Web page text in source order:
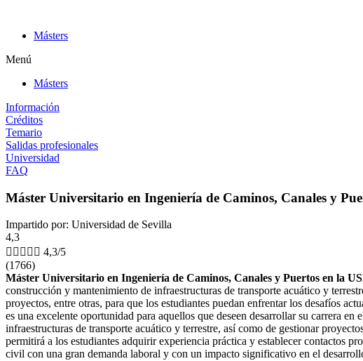
contenidoMásters
Menú
Másters
Información
Créditos
Temario
Salidas profesionales
Universidad
FAQ
Máster Universitario en Ingeniería de Caminos, Canales y
Impartido por: Universidad de Sevilla
4,3
     4,3/5
(1766)
Máster Universitario en Ingeniería de Caminos, Canales y Puertos en la
construcción y mantenimiento de infraestructuras de transporte acuático y
proyectos, entre otras, para que los estudiantes puedan enfrentar los desafíos
es una excelente oportunidad para aquellos que deseen desarrollar su carrera
infraestructuras de transporte acuático y terrestre, así como de gestionar
permitirá a los estudiantes adquirir experiencia práctica y establecer contactos
civil con una gran demanda laboral y con un impacto significativo en el